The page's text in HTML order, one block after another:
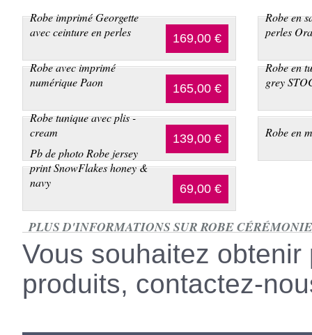
Robe imprimé Georgette
avec ceinture en perles
169,00 €
Robe en
perles
Robe avec imprimé
numérique Paon
165,00 €
Robe en
grey
Robe tunique avec plis -
cream
139,00 €
Robe en
Pb de photo Robe jersey
print SnowFlakes honey &
navy
69,00 €
PLUS D'INFORMATIONS SUR ROBE
Vous souhaitez
produits, contactez-